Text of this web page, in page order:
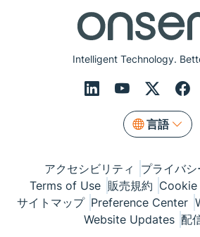
Intelligent Technology.
言語
アクセシビリティ
プライバ
Terms of Use 販売規約
サイトマップ Preference Center
Website Updates 配